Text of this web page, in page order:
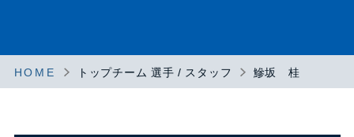
HOME トップチーム 選手 / スタッフ 鰺坂 桂